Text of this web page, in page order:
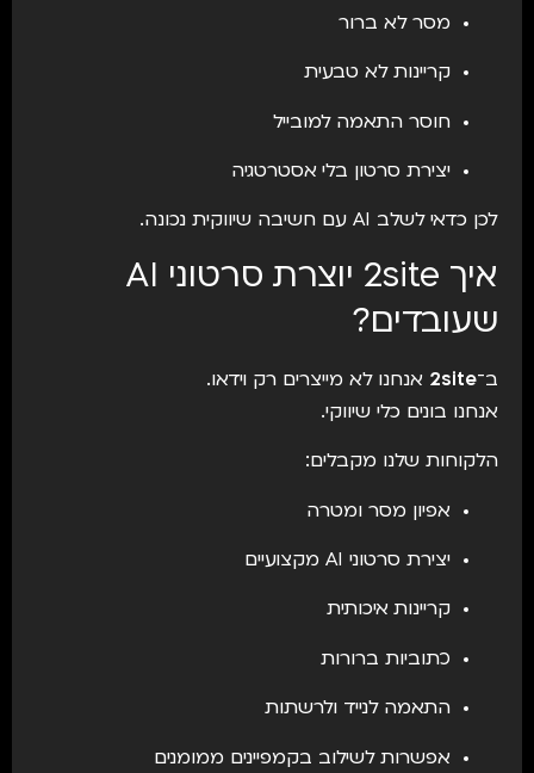
מסר לא ברור
קריינות לא טבעית
חוסר התאמה למובייל
יצירת סרטון בלי אסטרטגיה
לכן כדאי לשלב AI עם חשיבה שיווקית נכונה.
איך 2site יוצרת סרטוני AI
שעובדים?
ב־2site אנחנו לא מייצרים רק וידאו.
אנחנו בונים כלי שיווקי.
הלקוחות שלנו מקבלים:
אפיון מסר ומטרה
יצירת סרטוני AI מקצועיים
קריינות איכותית
כתוביות ברורות
התאמה לנייד ולרשתות
אפשרות לשילוב בקמפיינים ממומנים